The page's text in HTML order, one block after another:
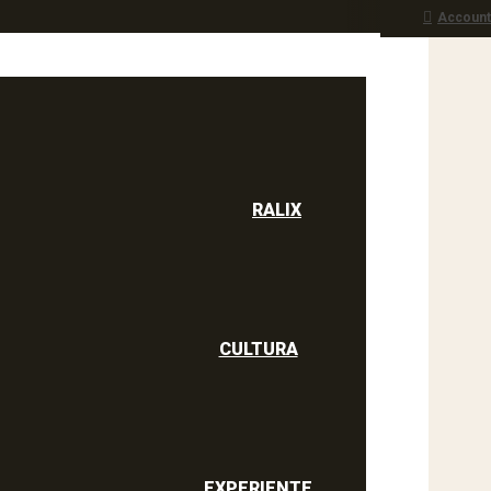
Account
RALIX
CULTURA